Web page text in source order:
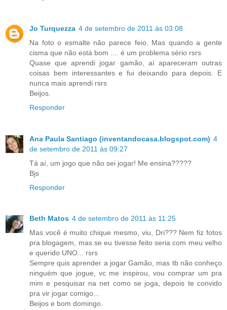
Jo Turquezza 4 de setembro de 2011 às 03:08
Na foto o esmalte não parece feio. Mas quando a gente
cisma que não está bom .... é um problema sério rsrs
Quase que aprendi jogar gamão, aí apareceram outras
coisas bem interessantes e fui deixando para depois. E
nunca mais aprendi rsrs
Beijos.
Responder
Ana Paula Santiago (inventandocasa.blogspot.com) 4
de setembro de 2011 às 09:27
Tá aí, um jogo que não sei jogar! Me ensina?????
Bjs
Responder
Beth Matos 4 de setembro de 2011 às 11:25
Mas você é muito chique mesmo, viu, Dri??? Nem fiz fotos
pra blogagem, mas se eu tivesse feito seria com meu velho
e querido UNO... rsrs
Sempre quis aprender a jogar Gamão, mas tb não conheço
ninguém que jogue, vc me inspirou, vou comprar um pra
mim e pesquisar na net como se joga, depois te convido
pra vir jogar comigo...
Beijos e bom domingo.